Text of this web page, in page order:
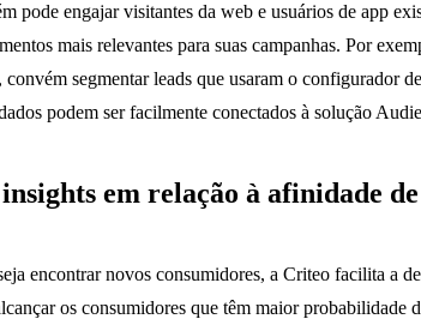
pode engajar visitantes da web e usuários de app
mais relevantes para suas campanhas. Por
segmentar leads que usaram o configurador
podem ser facilmente conectados à solução
em relação à afinidade
encontrar novos consumidores, a Criteo facilita a
os consumidores que têm maior probabilidade